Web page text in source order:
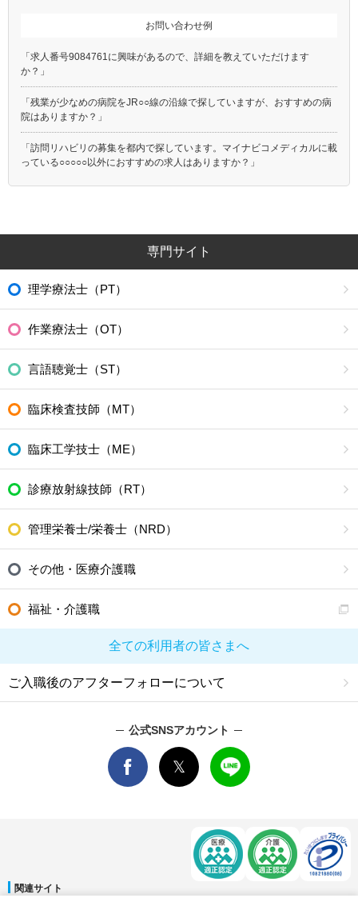
お問い合わせ例
「求人番号9084761に興味があるので、詳細を教えていただけます
か？」
「残業が少なめの病院をJR○○線の沿線で探していますが、おすすめの病
院はありますか？」
「訪問リハビリの募集を都内で探しています。マイナビコメディカルに載
っている○○○○○以外におすすめの求人はありますか？」
専門サイト
理学療法士（PT）
作業療法士（OT）
言語聴覚士（ST）
臨床検査技師（MT）
臨床工学技士（ME）
診療放射線技師（RT）
管理栄養士/栄養士（NRD）
その他・医療介護職
福祉・介護職
全ての利用者の皆さまへ
ご入職後のアフターフォローについて
公式SNSアカウント
関連サイト